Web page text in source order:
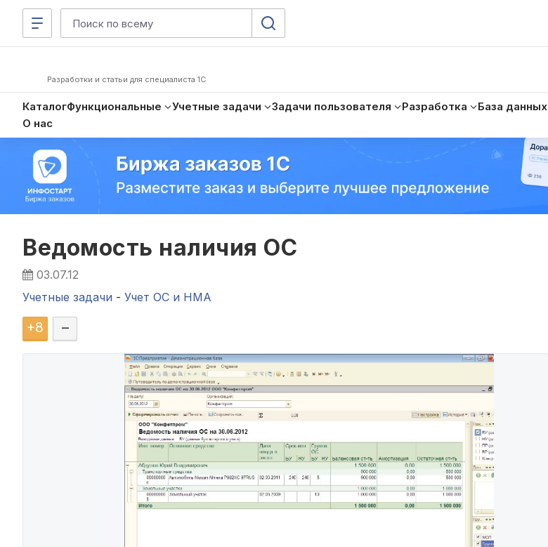
Разработки и статьи для специалиста 1С
КаталогФункциональные Учетные задачи Задачи пользователя Разработка База данных
О нас
Ведомость наличия ОС
03.07.12
Учетные задачи - Учет ОС и НМА
+8 –